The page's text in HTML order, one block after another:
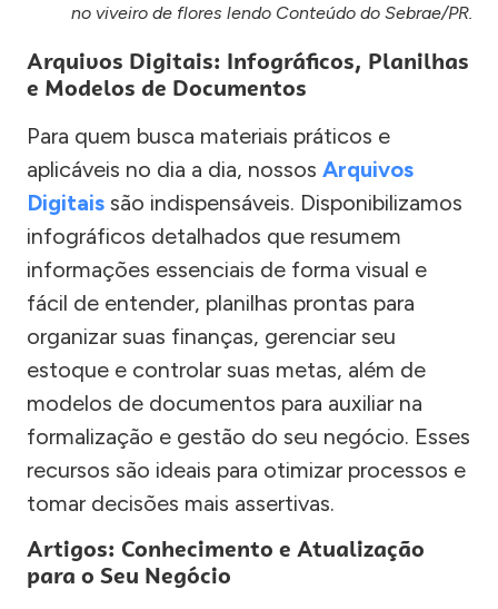
no viveiro de flores lendo Conteúdo do Sebrae/PR.
Arquivos Digitais: Infográficos, Planilhas
e Modelos de Documentos
Para quem busca materiais práticos e
aplicáveis no dia a dia, nossos Arquivos
Digitais são indispensáveis. Disponibilizamos
infográficos detalhados que resumem
informações essenciais de forma visual e
fácil de entender, planilhas prontas para
organizar suas finanças, gerenciar seu
estoque e controlar suas metas, além de
modelos de documentos para auxiliar na
formalização e gestão do seu negócio. Esses
recursos são ideais para otimizar processos e
tomar decisões mais assertivas.
Artigos: Conhecimento e Atualização
para o Seu Negócio